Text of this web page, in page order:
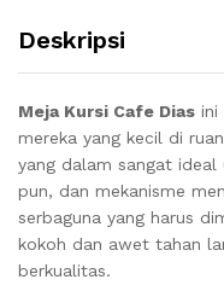
Deskripsi
Meja Kursi Cafe Dias ini
mereka yang kecil di
yang dalam sangat ideal
pun, dan mekanisme
serbaguna yang harus
kokoh dan awet tahan
berkualitas.